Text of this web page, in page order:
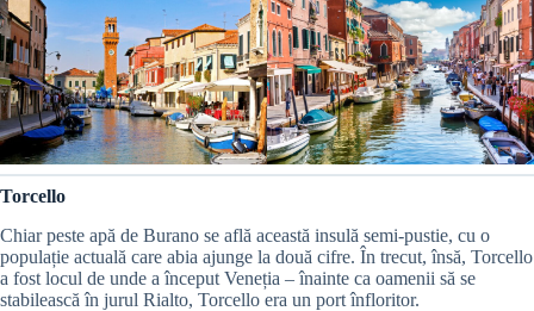
Torcello
Chiar peste apă de Burano se află această insulă semi-pustie, cu o
populație actuală care abia ajunge la două cifre. În trecut, însă, Torcello
a fost locul de unde a început Veneția – înainte ca oamenii să se
stabilească în jurul Rialto, Torcello era un port înfloritor.